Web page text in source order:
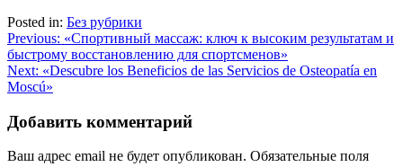
Posted in: Без рубрики
Навигация
по
записям
Previous: «Спортивный массаж: ключ к высоким результатам и
быстрому восстановлению для спортсменов»
Next: «Descubre los Beneficios de las Servicios de Osteopatía en
Moscú»
Добавить комментарий
Ваш адрес email не будет опубликован. Обязательные поля